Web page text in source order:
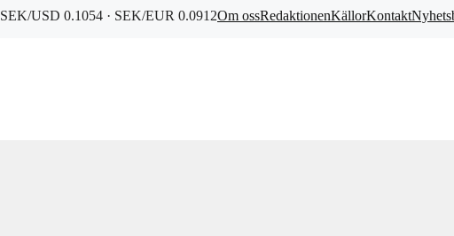
SEK/USD 0.1054 · SEK/EUR 0.0912Om ossRedaktionenKällorKontakt